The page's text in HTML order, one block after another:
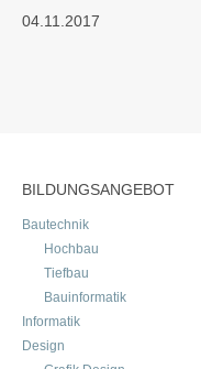
04.11.2017
BILDUNGSANGEBOT
Bautechnik
Hochbau
Tiefbau
Bauinformatik
Informatik
Design